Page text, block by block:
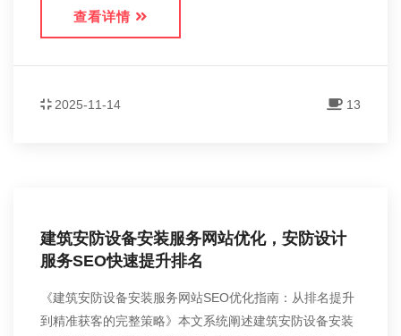
查看详情
2025-11-14 13
建筑安防设备安装服务网站优化，安防设计
服务SEO快速提升排名
《建筑安防设备安装服务网站SEO优化指南：从排名提升
到精准获客的完整策略》本文系统阐述建筑安防设备安装